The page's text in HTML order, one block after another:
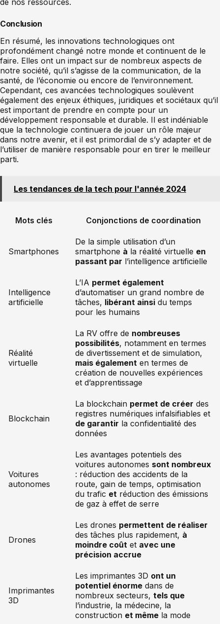
Conclusion
En résumé, les innovations technologiques ont
profondément changé notre monde et continuent de le
faire. Elles ont un impact sur de nombreux aspects de
notre société, qu’il s’agisse de la communication, de la
santé, de l’économie ou encore de l’environnement.
Cependant, ces avancées technologiques soulèvent
également des enjeux éthiques, juridiques et sociétaux qu’il
est important de prendre en compte pour un
développement responsable et durable. Il est indéniable
que la technologie continuera de jouer un rôle majeur
dans notre avenir, et il est primordial de s’y adapter et de
l’utiliser de manière responsable pour en tirer le meilleur
parti.
Les tendances de la tech pour l'année 2024
Mots clés Conjonctions de coordination
Smartphones
De la simple utilisation d’un
smartphone à la réalité virtuelle en
passant par l’intelligence artificielle
Intelligence
artificielle
L’IA permet également
d’automatiser un grand nombre de
tâches, libérant ainsi du temps
pour les humains
Réalité
virtuelle
La RV offre de nombreuses
possibilités, notamment en termes
de divertissement et de simulation,
mais également en termes de
création de nouvelles expériences
et d’apprentissage
Blockchain
La blockchain permet de créer des
registres numériques infalsifiables et
de garantir la confidentialité des
données
Voitures
autonomes
Les avantages potentiels des
voitures autonomes sont nombreux
: réduction des accidents de la
route, gain de temps, optimisation
du trafic et réduction des émissions
de gaz à effet de serre
Drones
Les drones permettent de réaliser
des tâches plus rapidement, à
moindre coût et avec une
précision accrue
Imprimantes
3D
Les imprimantes 3D ont un
potentiel énorme dans de
nombreux secteurs, tels que
l’industrie, la médecine, la
construction et même la mode